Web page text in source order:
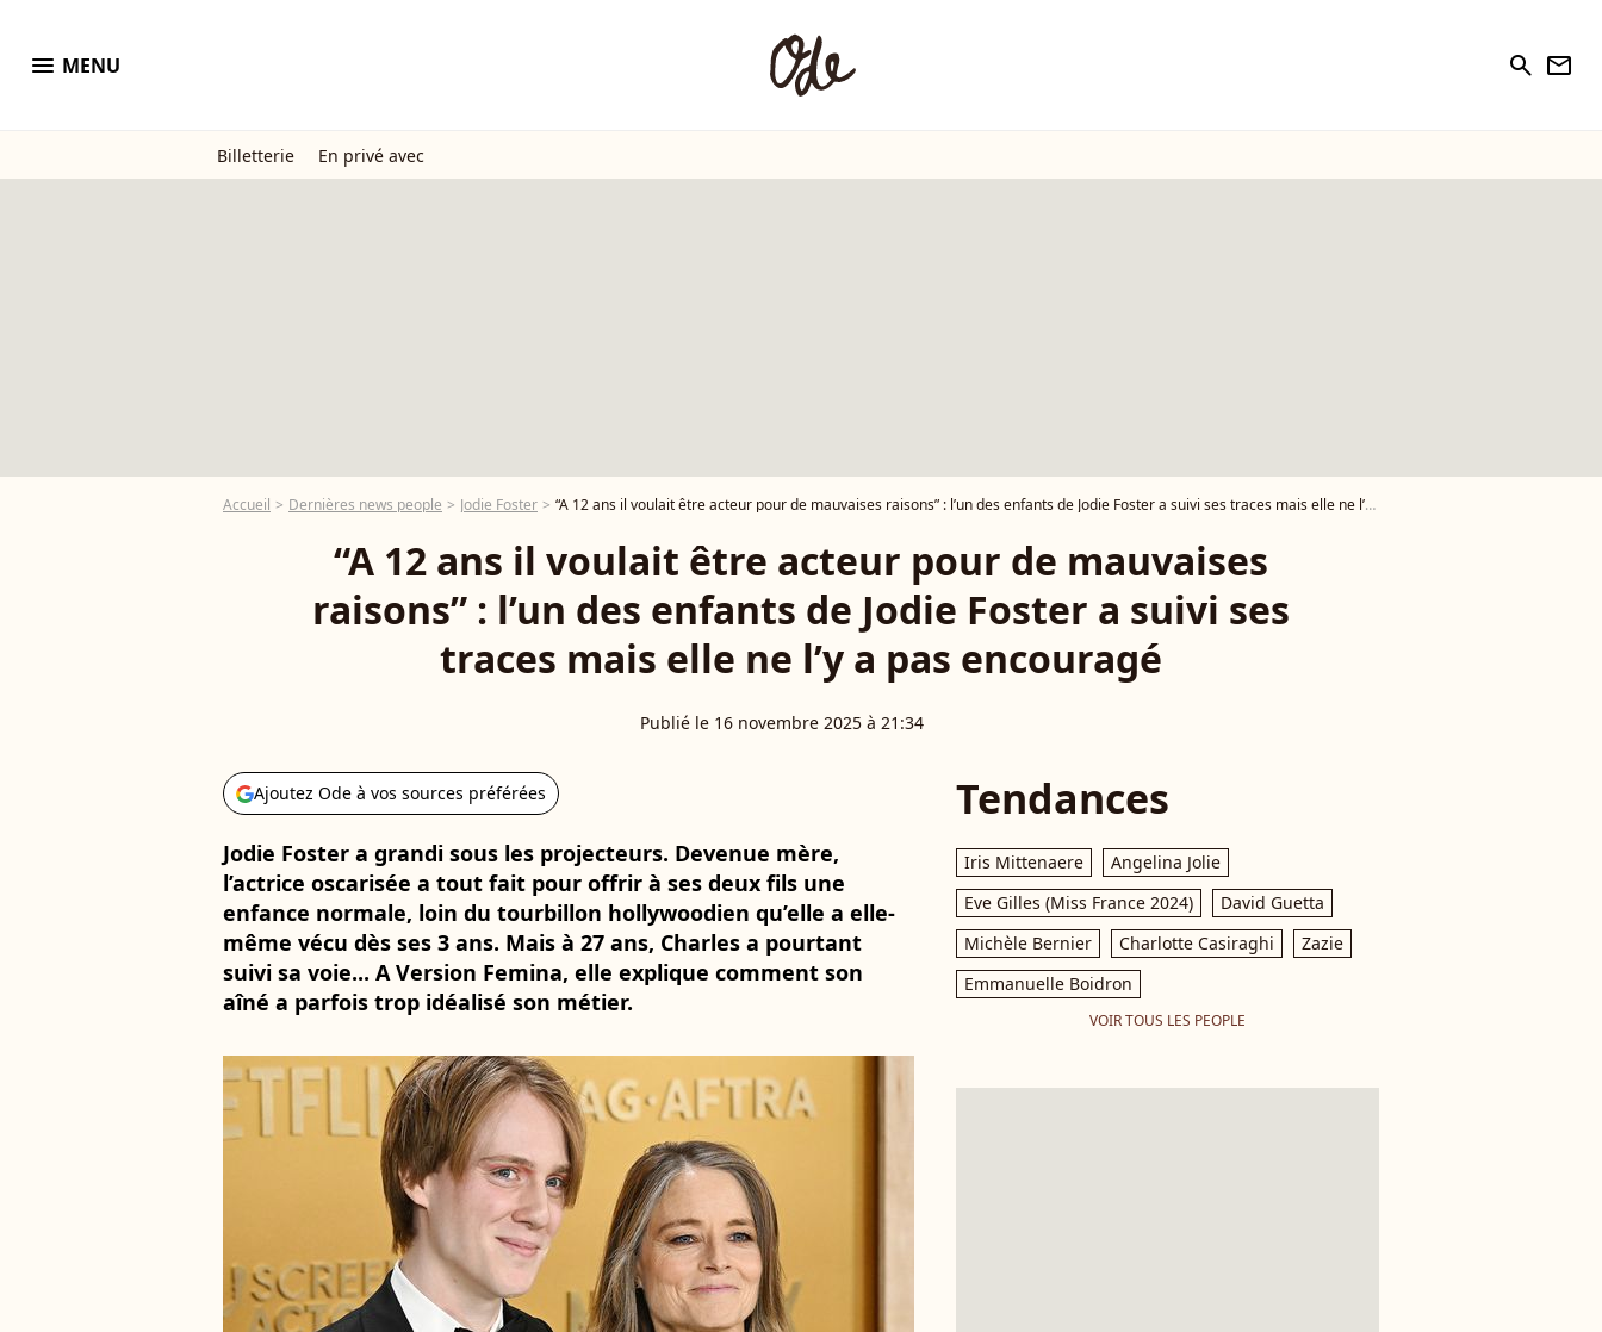
menu MENU search newsletter
Billetterie En privé avec
Accueil Dernières news people Jodie Foster “A 12 ans il voulait être acteur pour de mauvaises raisons” : l’un des enfants de Jodie Foster a suivi ses traces mais elle ne l’y a pas encouragé
“A 12 ans il voulait être acteur pour de mauvaises
raisons” : l’un des enfants de Jodie Foster a suivi ses
traces mais elle ne l’y a pas encouragé
Publié le 16 novembre 2025 à 21:34
Ajoutez Ode à vos sources préférées
Jodie Foster a grandi sous les projecteurs. Devenue mère,
l’actrice oscarisée a tout fait pour offrir à ses deux fils une
enfance normale, loin du tourbillon hollywoodien qu’elle a elle-
même vécu dès ses 3 ans. Mais à 27 ans, Charles a pourtant
suivi sa voie... A Version Femina, elle explique comment son
aîné a parfois trop idéalisé son métier.
Tendances
Iris Mittenaere
Angelina Jolie
Eve Gilles (Miss France 2024)
David Guetta
Michèle Bernier
Charlotte Casiraghi
Zazie
Emmanuelle Boidron
VOIR TOUS LES PEOPLE